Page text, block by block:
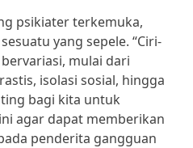
psikiater terkemuka,
yang sepele. “Ciri-
mulai dari
isolasi sosial, hingga
bagi kita untuk
agar dapat memberikan
penderita gangguan